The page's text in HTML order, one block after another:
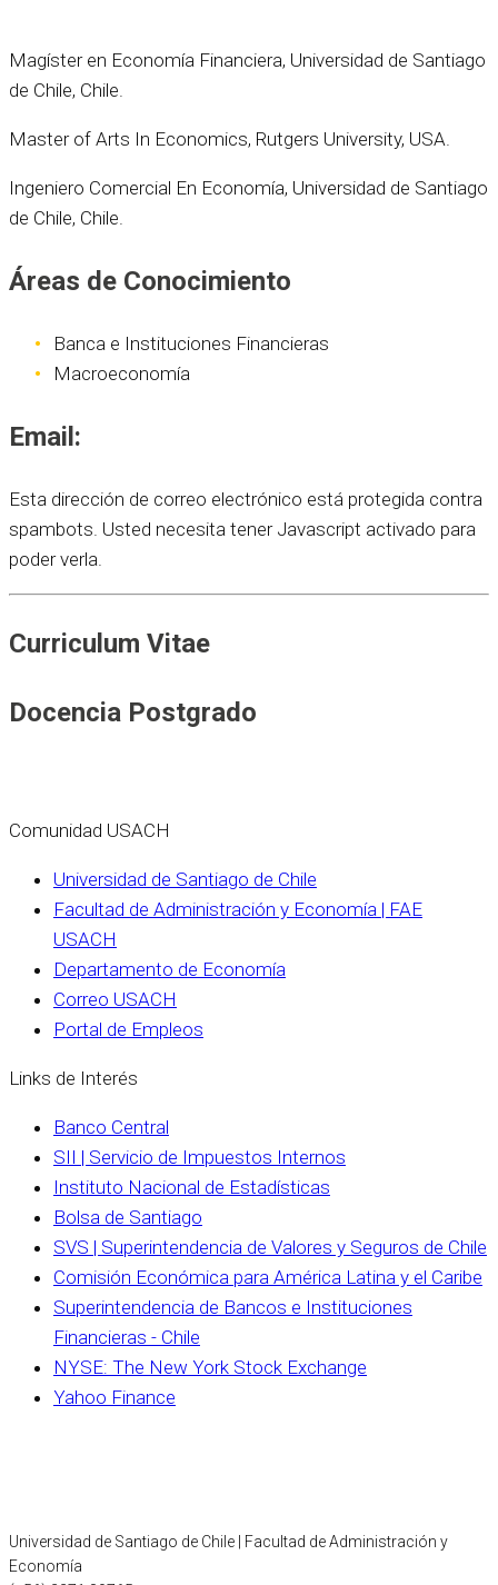
Magíster en Economía Financiera, Universidad de Santiago
de Chile, Chile.
Master of Arts In Economics, Rutgers University, USA.
Ingeniero Comercial En Economía, Universidad de Santiago
de Chile, Chile.
Áreas de Conocimiento
Banca e Instituciones Financieras
Macroeconomía
Email:
Esta dirección de correo electrónico está protegida contra
spambots. Usted necesita tener Javascript activado para
poder verla.
Curriculum Vitae
Docencia Postgrado
Comunidad USACH
Universidad de Santiago de Chile
Facultad de Administración y Economía | FAE
USACH
Departamento de Economía
Correo USACH
Portal de Empleos
Links de Interés
Banco Central
SII | Servicio de Impuestos Internos
Instituto Nacional de Estadísticas
Bolsa de Santiago
SVS | Superintendencia de Valores y Seguros de Chile
Comisión Económica para América Latina y el Caribe
Superintendencia de Bancos e Instituciones
Financieras - Chile
NYSE: The New York Stock Exchange
Yahoo Finance
Universidad de Santiago de Chile | Facultad de Administración y
Economía